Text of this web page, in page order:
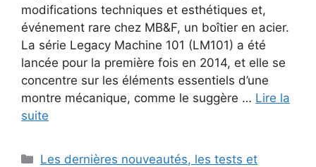
modifications techniques et esthétiques et,
événement rare chez MB&F, un boîtier en acier.
La série Legacy Machine 101 (LM101) a été
lancée pour la première fois en 2014, et elle se
concentre sur les éléments essentiels d’une
montre mécanique, comme le suggère … Lire la
suite
Catégories
Les dernières nouveautés, les tests et